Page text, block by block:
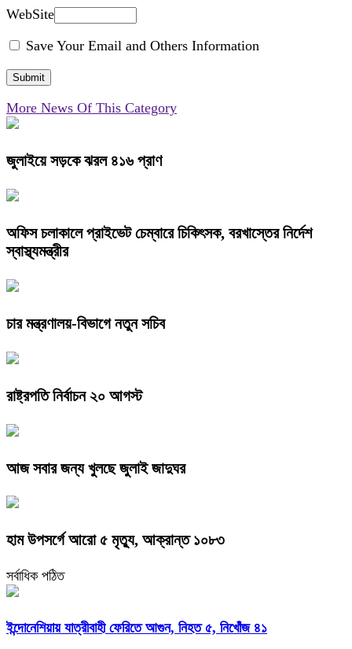
WebSite
Save Your Email and Others Information
More News Of This Category
জুলাইয়ে সড়কে ঝরল ৪১৬ প্রাণ
অফিস চলাকালে প্রাইভেট চেম্বারে চিকিৎসক, বরখাস্তের নির্দেশ
স্বাস্থ্যমন্ত্রীর
চার মন্ত্রণালয়-বিভাগে নতুন সচিব
রাষ্ট্রপতি নির্বাচন ২০ আগস্ট
আজ সবার জন্য খুলছে জুলাই জাদুঘর
হাম উপসর্গে আরো ৫ মৃত্যু, আক্রান্ত ১০৮৩
সর্বাধিক পঠিত
ইন্দোনেশিয়ায় যাত্রীবাহী ফেরিতে আগুন, নিহত ৫, নিখোঁজ ৪১